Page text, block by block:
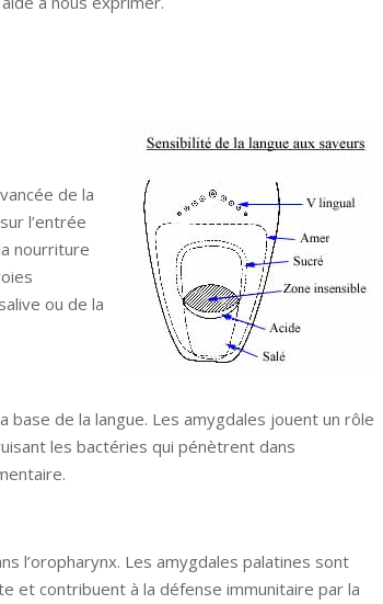
de la
l’entrée
nourriture
ou de la
base de la langue. Les amygdales jouent un rôle
les bactéries qui pénètrent dans
l’oropharynx. Les amygdales palatines sont
et contribuent à la défense immunitaire par la